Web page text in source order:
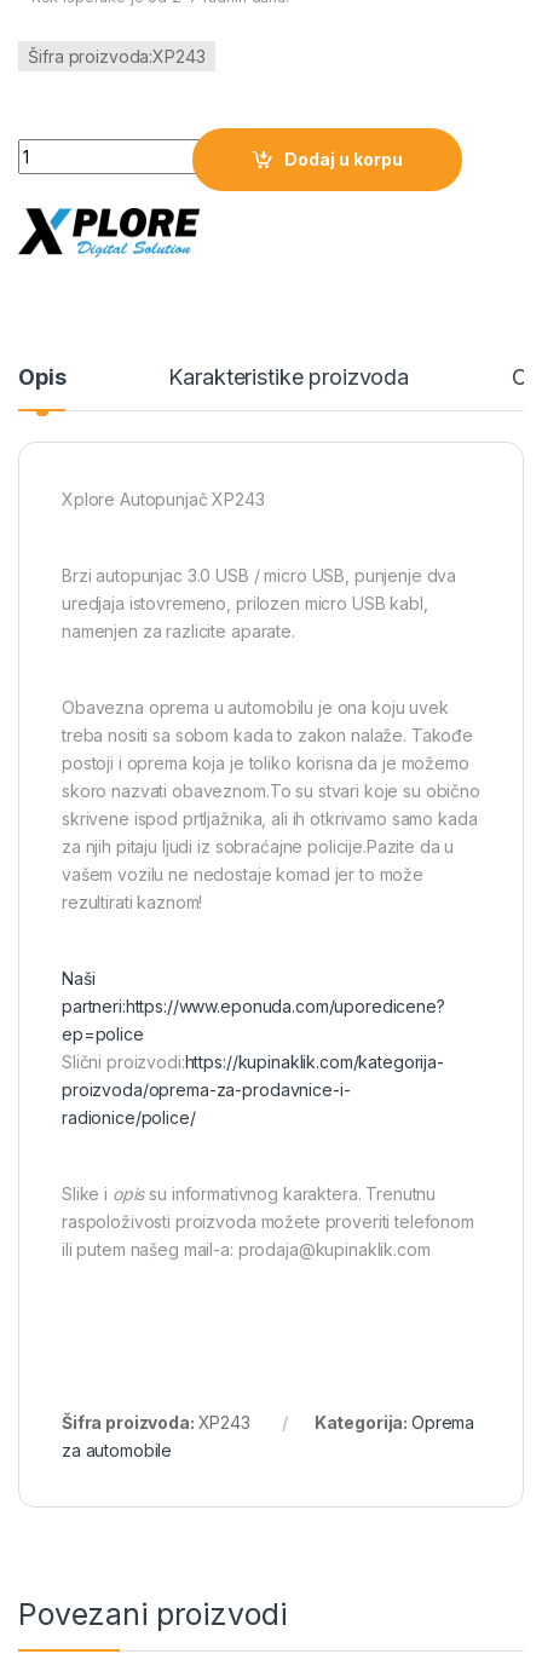
Šifra proizvoda:XP243
Xplore Autopunjač XP243 količina
Dodaj u korpu
Opis Karakteristike proizvoda
Xplore Autopunjač XP243
Brzi autopunjac 3.0 USB / micro USB, punjenje dva
uredjaja istovremeno, prilozen micro USB kabl,
namenjen za razlicite aparate.
Obavezna oprema u automobilu je ona koju uvek
treba nositi sa sobom kada to zakon nalaže. Takođe
postoji i oprema koja je toliko korisna da je možemo
skoro nazvati obaveznom.To su stvari koje su obično
skrivene ispod prtljažnika, ali ih otkrivamo samo kada
za njih pitaju ljudi iz sobraćajne policije.Pazite da u
vašem vozilu ne nedostaje komad jer to može
rezultirati kaznom!
Naši
partneri:https://www.eponuda.com/uporedicene?
ep=police
Slični proizvodi:https://kupinaklik.com/kategorija-
proizvoda/oprema-za-prodavnice-i-
radionice/police/
Slike i opissu informativnog karaktera. Trenutnu
raspoloživosti proizvoda možete proveriti telefonom
ili putem našeg mail-a: prodaja@kupinaklik.com
Šifra proizvoda: XP243 Kategorija: Oprema
za automobile
Povezani proizvodi